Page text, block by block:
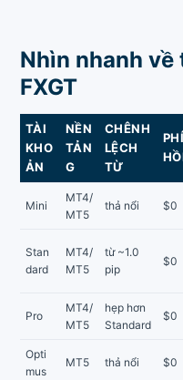
Nhìn nhanh về
FXGT
TÀI
KHO
ẢN
NỀN
TẢN
G
CHÊNH
LỆCH
TỪ
Mini
MT4/
MT5
thả nổi $0
Stan
dard
MT4/
MT5
từ ~1.0
pip
$0
Pro
MT4/
MT5
hẹp hơn
Standard
$0
Opti
mus
MT5 thả nổi $0